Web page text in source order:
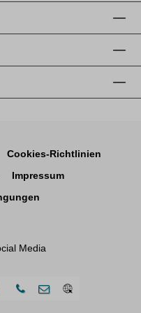
Cookies-Richtlinien
Impressum
Media